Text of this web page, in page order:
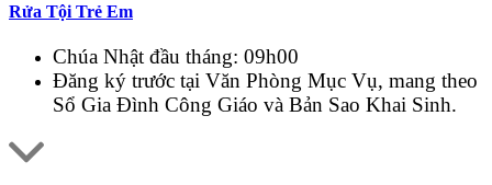
Rửa Tội Trẻ Em
Chúa Nhật đầu tháng: 09h00
Đăng ký trước tại Văn Phòng Mục Vụ, mang theo
Sổ Gia Đình Công Giáo và Bản Sao Khai Sinh.